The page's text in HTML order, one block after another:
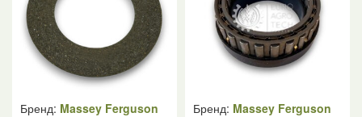
Бренд: Massey Ferguson Бренд: Massey Ferguson